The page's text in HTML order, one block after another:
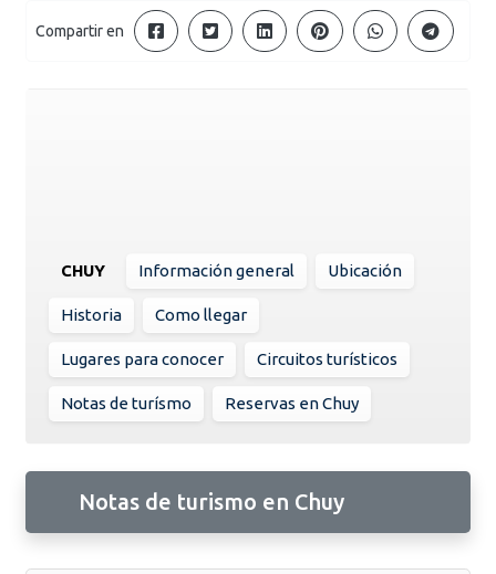
Compartir en
CHUY Información general Ubicación
Historia Como llegar
Lugares para conocer Circuitos turísticos
Notas de turísmo Reservas en Chuy
Notas de turismo en Chuy